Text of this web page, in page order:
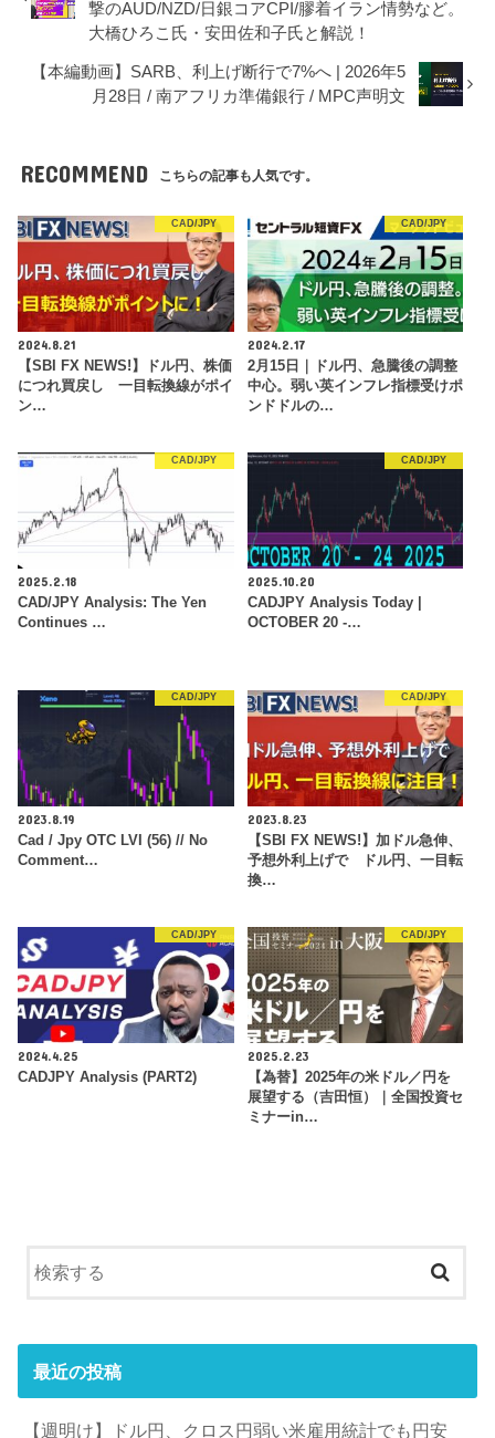
撃のAUD/NZD/日銀コアCPI/膠着イラン情勢など。
大橋ひろこ氏・安田佐和子氏と解説！
【本編動画】SARB、利上げ断行で7%へ | 2026年5
月28日 / 南アフリカ準備銀行 / MPC声明文
RECOMMEND こちらの記事も人気です。
CAD/JPY
2024.8.21
【SBI FX NEWS!】ドル円、株価
につれ買戻し 一目転換線がポイ
ン…
CAD/JPY
2024.2.17
2月15日｜ドル円、急騰後の調整
中心。弱い英インフレ指標受けポ
ンドドルの…
CAD/JPY
2025.2.18
CAD/JPY Analysis: The Yen
Continues …
CAD/JPY
2025.10.20
CADJPY Analysis Today |
OCTOBER 20 -…
CAD/JPY
2023.8.19
Cad / Jpy OTC LVI (56) // No
Comment…
CAD/JPY
2023.8.23
【SBI FX NEWS!】加ドル急伸、
予想外利上げで ドル円、一目転
換…
CAD/JPY
2024.4.25
CADJPY Analysis (PART2)
CAD/JPY
2025.2.23
【為替】2025年の米ドル／円を
展望する（吉田恒）｜全国投資セ
ミナーin…
最近の投稿
【週明け】ドル円、クロス円弱い米雇用統計でも円安